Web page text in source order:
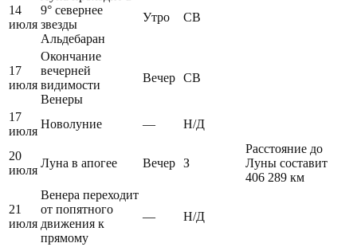
14
июля
9° севернее
звезды
Альдебаран
Утро СВ
17
июля
Окончание
вечерней
видимости
Венеры
Вечер СВ
17
июля
Новолуние — Н/Д
20
июля
Луна в апогее Вечер З
Расстояние до
Луны составит
406 289 км
21
июля
Венера переходит
от попятного
движения к
прямому
— Н/Д